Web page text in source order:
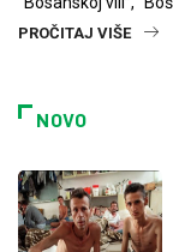
PROČITAJ VIŠE
NOVO